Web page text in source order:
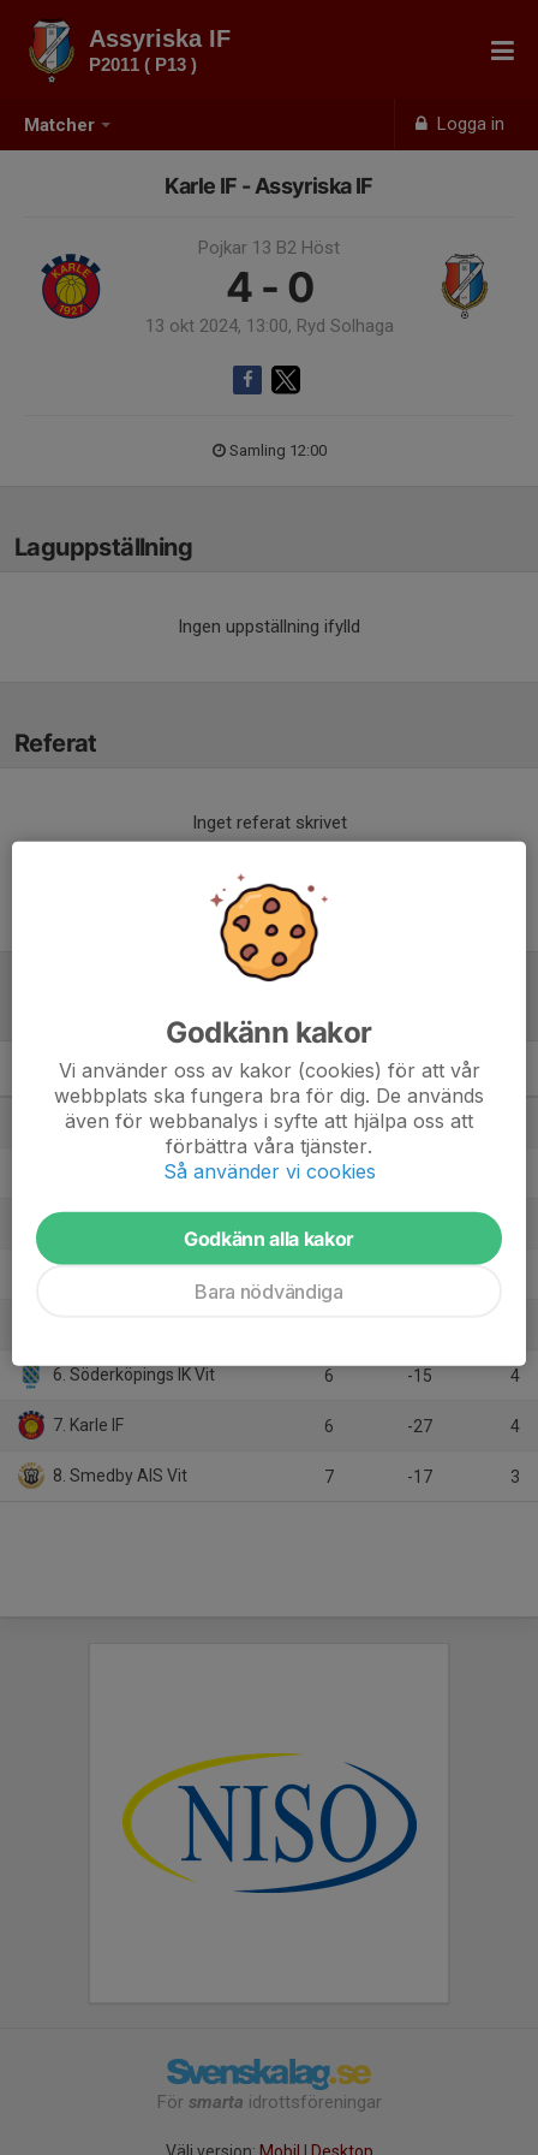
Matcher Logga in
Assyriska IF
P2011 ( P13 )
Karle IF - Assyriska IF
Pojkar 13 B2 Höst
4 - 0
13 okt 2024, 13:00, Ryd Solhaga
Samling 12:00
Laguppställning
Ingen uppställning ifylld
Referat
Inget referat skrivet
Pojkar 13 B2 Höst M +/-
1. IFK Norrköping FK Blå 7 48
2. Torstorps IF blå 7
6. Söderköpings IK Vit 6 -15 4
7. Karle IF 6 -27 4
8. Smedby AIS Vit 7 -17 3
För smarta idrottsföreningar
Godkänn kakor
Vi använder oss av kakor (cookies) för att vår
webbplats ska fungera bra för dig. De används
även för webbanalys i syfte att hjälpa oss att
förbättra våra tjänster.
Så använder vi cookies
Godkänn alla kakor
Bara nödvändiga